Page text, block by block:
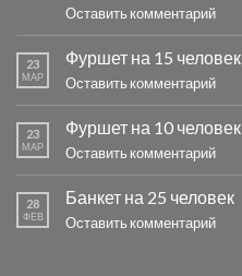
Оставить комментарий
23
МАР
Фуршет на 15 человек
Оставить комментарий
23
МАР
Фуршет на 10 человек
Оставить комментарий
28
ФЕВ
Банкет на 25 человек
Оставить комментарий